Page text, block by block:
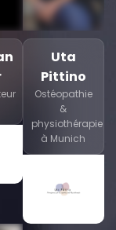
Uta
Pittino
Ostéopathie
&
physiothérapie
à Munich